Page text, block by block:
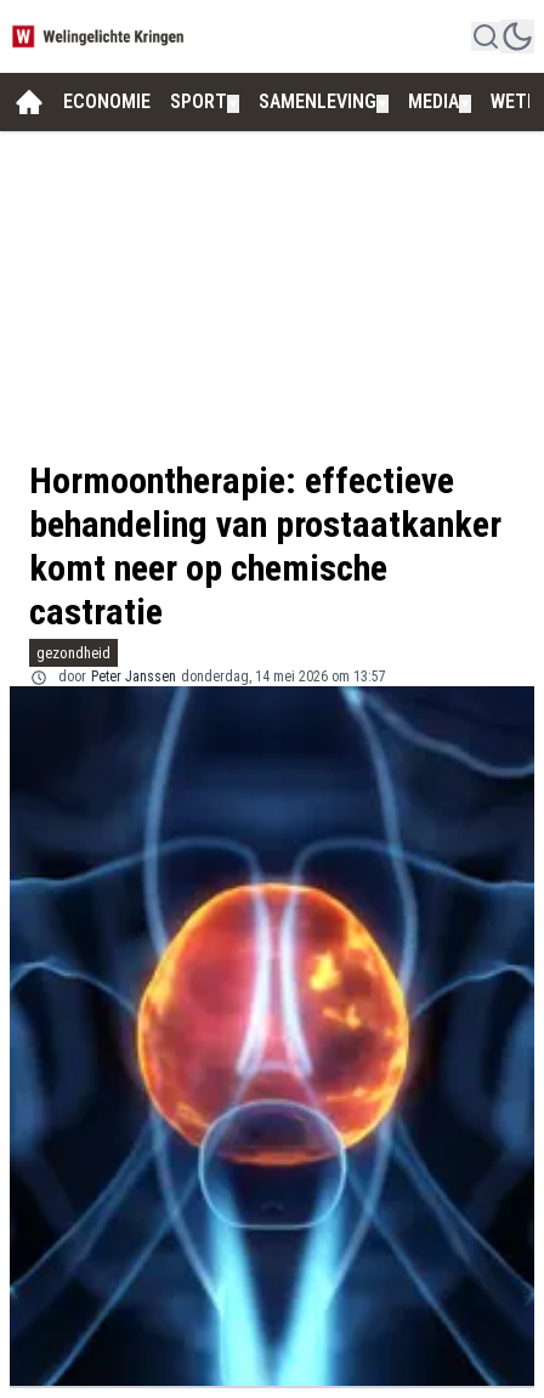
ECONOMIE SPORT SAMENLEVING MEDIA
Hormoontherapie: effectieve
behandeling van prostaatkanker
komt neer op chemische
castratie
gezondheid
door Peter Janssen donderdag, 14 mei 2026 om 13:57